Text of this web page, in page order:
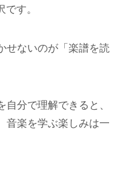
す。
せないのが「楽譜を読
分で理解できると、
音楽を学ぶ楽しみは一